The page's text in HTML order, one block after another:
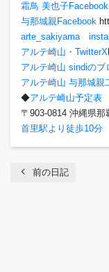
霜鳥 美也子Facebook
与那城親Facebook
arte_sakiyama
アルテ崎山・TwitterX
アルテ崎山 sindiのブ
アルテ崎山 与那城親
◆アルテ崎山予定表
〒903-0814 沖縄県
首里駅より徒歩10分
chevron_left 前の日記